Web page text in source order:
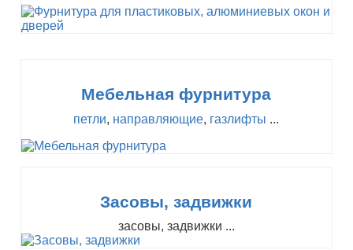
Мебельная фурнитура
петли, направляющие, газлифты ...
Засовы, задвижки
засовы, задвижки ...